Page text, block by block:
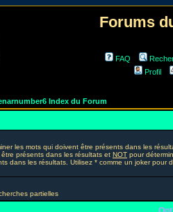
Forums
FAQ
Profil
Index du Forum
les mots qui doivent être présents dans les
présents dans les résultats et NOT pour
dans les résultats. Utilisez * comme un joker pour
partielles